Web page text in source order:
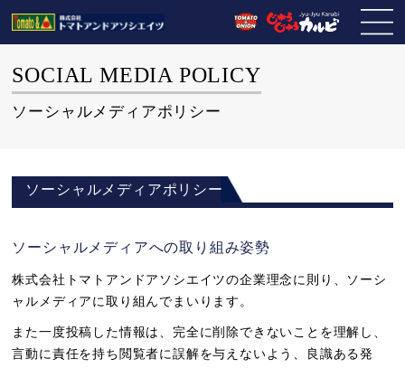
SOCIAL MEDIA POLICY
ソーシャルメディアポリシー
ソーシャルメディアポリシー
ソーシャルメディアへの取り組み姿勢
株式会社トマトアンドアソシエイツの企業理念に則り、ソーシ
ャルメディアに取り組んでまいります。
また一度投稿した情報は、完全に削除できないことを理解し、
言動に責任を持ち閲覧者に誤解を与えないよう、良識ある発